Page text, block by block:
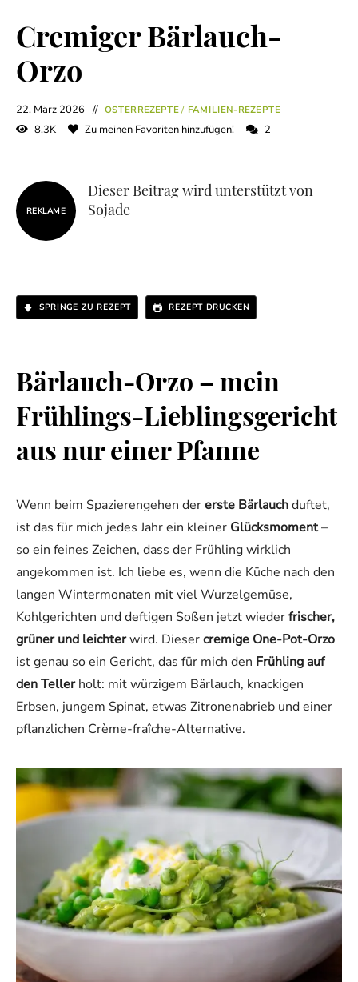
Cremiger Bärlauch-
Orzo
22. März 2026 OSTERREZEPTE / FAMILIEN-REZEPTE
8.3K Zu meinen Favoriten hinzufügen! 2
REKLAME
Dieser Beitrag wird unterstützt von
Sojade
SPRINGE ZU REZEPT REZEPT DRUCKEN
Bärlauch-Orzo – mein
Frühlings-Lieblingsgericht
aus nur einer Pfanne
Wenn beim Spazierengehen dererste Bärlauchduftet,
ist das für mich jedes Jahr ein kleiner Glücksmoment–
so ein feines Zeichen, dass der Frühling wirklich
angekommen ist. Ich liebe es, wenn die Küche nach den
langen Wintermonaten mit viel Wurzelgemüse,
Kohlgerichten und deftigen Soßen jetzt wiederfrischer,
grüner und leichterwird. Diesercremige One-Pot-Orzo
ist genau so ein Gericht, das für mich den Frühling auf
den Tellerholt: mit würzigem Bärlauch, knackigen
Erbsen, jungem Spinat, etwas Zitronenabrieb und einer
pflanzlichen Crème-fraîche-Alternative.